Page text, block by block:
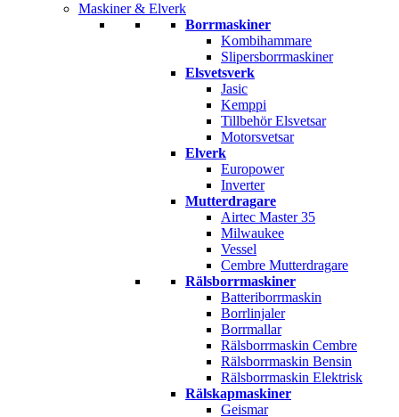
Maskiner & Elverk
Borrmaskiner
Kombihammare
Slipersborrmaskiner
Elsvetsverk
Jasic
Kemppi
Tillbehör Elsvetsar
Motorsvetsar
Elverk
Europower
Inverter
Mutterdragare
Airtec Master 35
Milwaukee
Vessel
Cembre Mutterdragare
Rälsborrmaskiner
Batteriborrmaskin
Borrlinjaler
Borrmallar
Rälsborrmaskin Cembre
Rälsborrmaskin Bensin
Rälsborrmaskin Elektrisk
Rälskapmaskiner
Geismar